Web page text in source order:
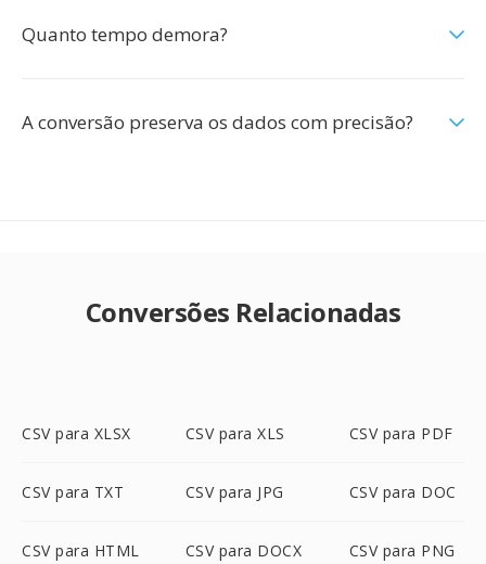
Quanto tempo demora?
A conversão preserva os dados com precisão?
Conversões Relacionadas
CSV para XLSX CSV para XLS CSV para PDF
CSV para TXT CSV para JPG CSV para DOC
CSV para HTML CSV para DOCX CSV para PNG